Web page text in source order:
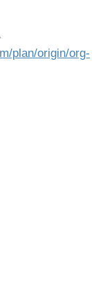
plan/origin/org-